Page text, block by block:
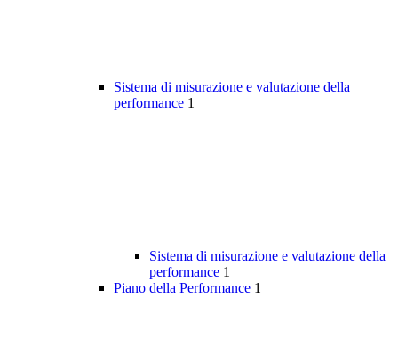
Sistema di misurazione e valutazione della
performance 1
Sistema di misurazione e valutazione della
performance 1
Piano della Performance 1